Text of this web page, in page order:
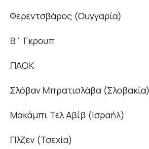
Φερεντσβάρος (Ουγγαρία)
Β΄ Γκρουπ
ΠΑΟΚ
Σλόβαν Μπρατισλάβα (Σλοβακία)
Μακάμπι Τελ Αβίβ (Ισραήλ)
Πλζεν (Τσεχία)